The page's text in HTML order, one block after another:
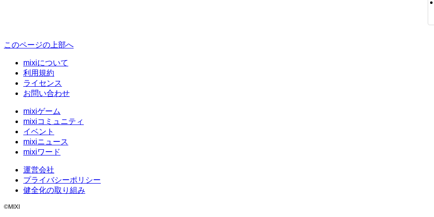
このページの上部へ
mixiについて
利用規約
ライセンス
お問い合わせ
mixiゲーム
mixiコミュニティ
イベント
mixiニュース
mixiワード
運営会社
プライバシーポリシー
健全化の取り組み
©MIXI